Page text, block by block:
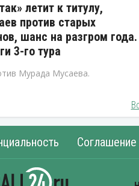
летит к титулу,
против старых
шанс на разгром года.
3-го тура
Мурада Мусаева.
Соглашение